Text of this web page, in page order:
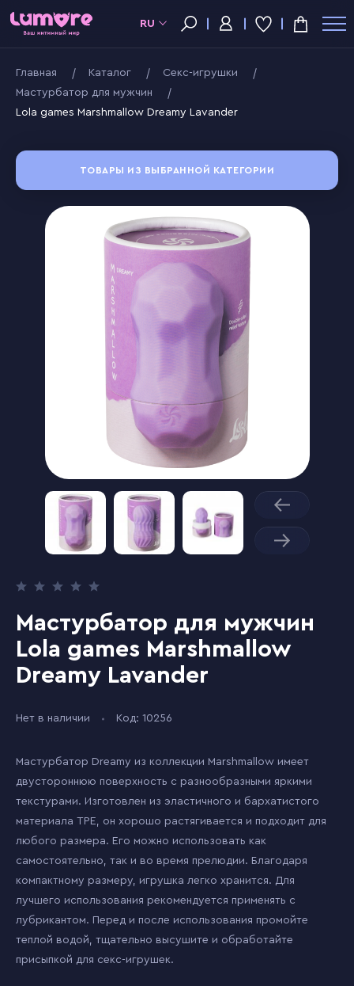
RU
Главная Kаталог
Секс-игрушки
Мастурбатор для мужчин
Lola games Marshmallow Dreamy Lavander
ТОВАРЫ ИЗ ВЫБРАННОЙ КАТЕГОРИИ
Мастурбатор для мужчин
Lola games Marshmallow
Dreamy Lavander
Нет в наличии Код: 10256
Мастурбатор Dreamy из коллекции Marshmallow имеет
двустороннюю поверхность с разнообразными яркими
текстурами. Изготовлен из эластичного и бархатистого
материала TPE, он хорошо растягивается и подходит для
любого размера. Его можно использовать как
самостоятельно, так и во время прелюдии. Благодаря
компактному размеру, игрушка легко хранится. Для
лучшего использования рекомендуется применять с
лубрикантом. Перед и после использования промойте
теплой водой, тщательно высушите и обработайте
присыпкой для секс-игрушек.